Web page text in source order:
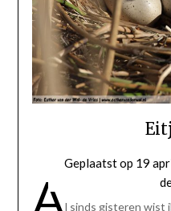
Geplaatst op 19
Al sinds gisteren wist